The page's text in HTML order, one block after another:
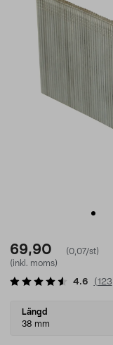
69,90
(0,07/st)
(inkl. moms)
4.6 (123
Select
variant
Längd
38 mm